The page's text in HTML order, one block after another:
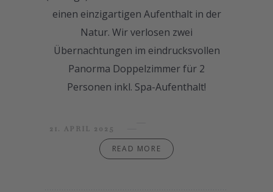
einen einzigartigen Aufenthalt in der
Natur. Wir verlosen zwei
Übernachtungen im eindrucksvollen
Panorma Doppelzimmer für 2
Personen inkl. Spa-Aufenthalt!
21. APRIL 2025
READ MORE